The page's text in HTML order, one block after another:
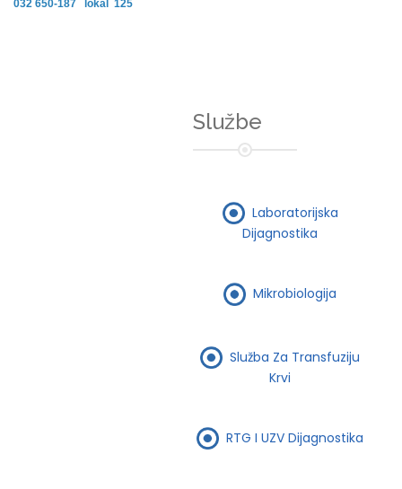
032 650-187 lokal 125
Službe
Laboratorijska
Dijagnostika
Mikrobiologija
Služba Za Transfuziju
Krvi
RTG I UZV Dijagnostika